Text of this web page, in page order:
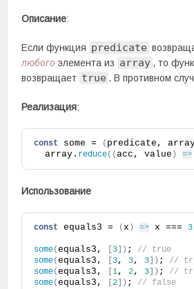
Описание:
Если функция predicate
любого элемента из array , то
возвращает true . В противном
Реализация:
const some = ( predicate,
  array.
reduce( (acc, value ) =>
Использование
const equals3 = (x ) => x === 3
some(equals3, 3 ) ;
// true
some(equals3, 3, 3, 3 ) ;
//
some(equals3, [1, 2, 3 ) ;
//
some(equals3, [2 ) ; // false